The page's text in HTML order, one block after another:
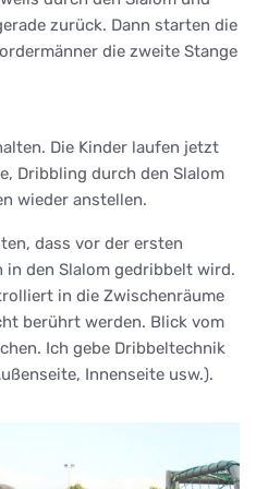
zurück. Dann starten die
die zweite Stange
Die Kinder laufen jetzt
Dribbling durch den Slalom
wieder anstellen.
dass vor der ersten
in den Slalom gedribbelt wird.
in die Zwischenräume
berührt werden. Blick vom
Ich gebe Dribbeltechnik
Innenseite usw.).